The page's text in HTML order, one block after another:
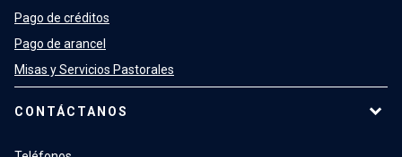
Pago de créditos
Pago de arancel
Misas y Servicios Pastorales
CONTÁCTANOS